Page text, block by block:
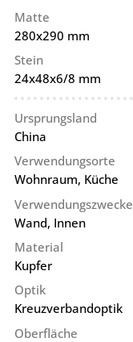
Matte
280x290 mm
Stein
24x48x6/8 mm
Ursprungsland
China
Verwendungsorte
Wohnraum, Küche
Verwendungszwecke
Wand, Innen
Material
Kupfer
Optik
Kreuzverbandoptik
Oberfläche